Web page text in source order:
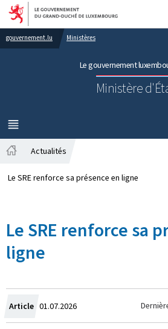
Aller au menu
Aller au contenu
gouvernement.lu Ministères
Le gouvernement
Ministère
MENU
PRINCIPAL
Actualités
Le SRE renforce sa présence en ligne
Le SRE renforce sa
ligne
Article Crée
le
01.07.2026